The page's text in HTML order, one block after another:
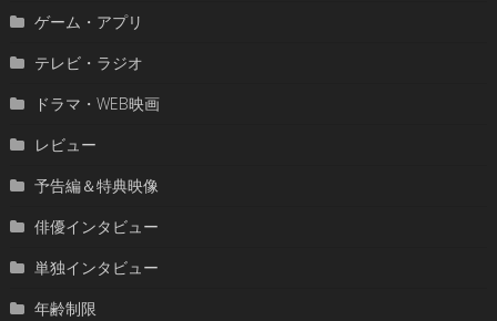
ゲーム・アプリ
テレビ・ラジオ
ドラマ・WEB映画
レビュー
予告編＆特典映像
俳優インタビュー
単独インタビュー
年齢制限